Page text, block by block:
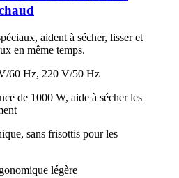
aident à sécher, lisser et
en même temps.
60 Hz, 220 V/50 Hz
de 1000 W, aide à sécher les
sans frisottis pour les
légère